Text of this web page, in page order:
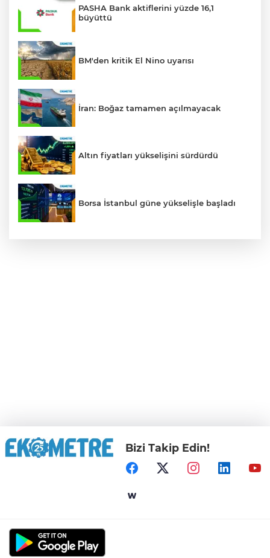
PASHA Bank aktiflerini yüzde 16,1
büyüttü
BM'den kritik El Nino uyarısı
İran: Boğaz tamamen açılmayacak
Altın fiyatları yükselişini sürdürdü
Borsa İstanbul güne yükselişle başladı
Bizi Takip Edin!